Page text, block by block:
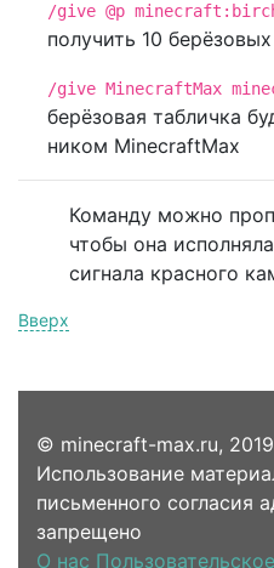
/give @p
получить 10
/give MinecraftMax
берёзовая табличка
ником MinecraftMax
Команду можно
чтобы она
сигнала красного
Вверх
© minecraft-max.ru,
Использование
письменного согласия
запрещено
О нас